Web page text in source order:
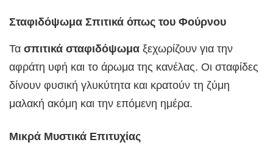
Σταφιδόψωμα Σπιτικά όπως του Φούρνου
Τα σπιτικά σταφιδόψωμα ξεχωρίζουν για την
αφράτη υφή και το άρωμα της κανέλας. Οι σταφίδες
δίνουν φυσική γλυκύτητα και κρατούν τη ζύμη
μαλακή ακόμη και την επόμενη ημέρα.
Μικρά Μυστικά Επιτυχίας